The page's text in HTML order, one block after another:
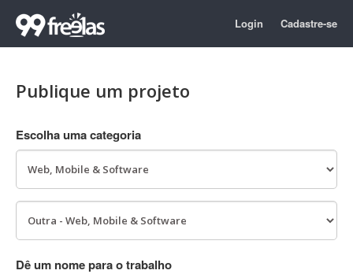
Login Cadastre-se
Publique um projeto
Escolha uma categoria
Dê um nome para o trabalho